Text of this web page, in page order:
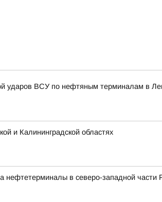
ударов ВСУ по нефтяным терминалам в
и Калининградской областях
нефтетерминалы в северо-западной части